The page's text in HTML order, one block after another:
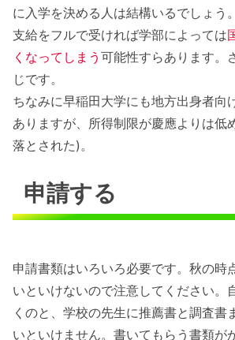
に入学を決める人は結構いるでしょう。
支給をフルで受ければ学部によっては
くなってしまう 可能性すらあります。
じです。
ちなみに早稲田大学にも地方出身者向
ありますが、所得制限が慶應よりは低
落とされた)。
申請する
申請書類はいろいろ必要です。秋の時
いといけないので注意してください。
くのと、学校の先生に推薦書と調査書
いといけません。書いてもらう書類が